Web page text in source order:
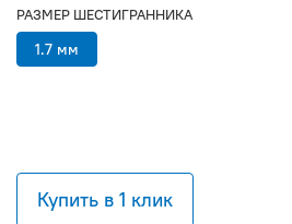
Купить в 1 клик
РАЗМЕР ШЕСТИГРАННИКА
1.7 мм